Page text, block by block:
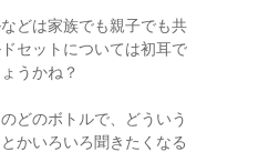
どは家族でも親子でも共
セットについては初耳で
うかね？
どのボトルで、どういう
かいろいろ聞きたくなる